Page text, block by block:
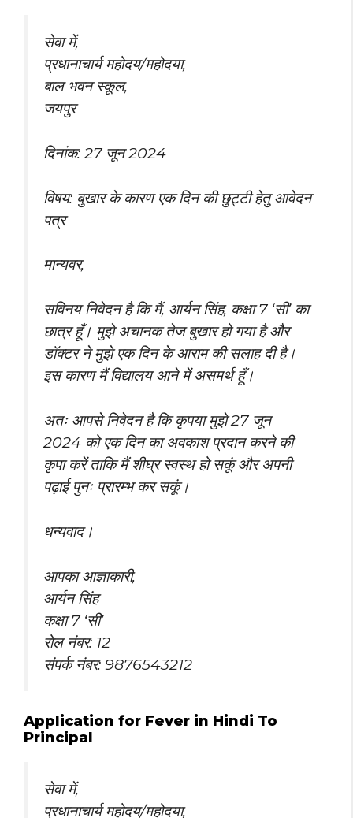
सेवा में,
प्रधानाचार्य महोदय/महोदया,
बाल भवन स्कूल,
जयपुर
दिनांक: 27 जून 2024
विषय: बुखार के कारण एक दिन की छुट्टी हेतु आवेदन
पत्र
मान्यवर,
सविनय निवेदन है कि मैं, आर्यन सिंह, कक्षा 7 ‘सी’ का
छात्र हूँ। मुझे अचानक तेज बुखार हो गया है और
डॉक्टर ने मुझे एक दिन के आराम की सलाह दी है।
इस कारण मैं विद्यालय आने में असमर्थ हूँ।
अतः आपसे निवेदन है कि कृपया मुझे 27 जून
2024 को एक दिन का अवकाश प्रदान करने की
कृपा करें ताकि मैं शीघ्र स्वस्थ हो सकूं और अपनी
पढ़ाई पुनः प्रारम्भ कर सकूं।
धन्यवाद।
आपका आज्ञाकारी,
आर्यन सिंह
कक्षा 7 ‘सी’
रोल नंबर: 12
संपर्क नंबर: 9876543212
Application for Fever in Hindi To
Principal
सेवा में,
प्रधानाचार्य महोदय/महोदया,